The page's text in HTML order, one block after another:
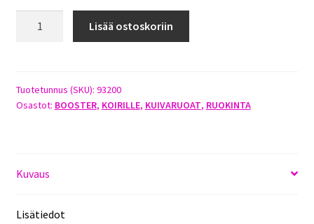
15KG
määrä
Lisää ostoskoriin
Tuotetunnus (SKU): 93200
Osastot: BOOSTER, KOIRILLE, KUIVARUOAT, RUOKINTA
Kuvaus
Lisätiedot